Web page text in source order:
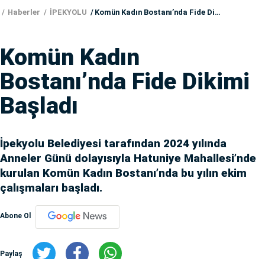
Haberler İPEKYOLU Komün Kadın Bostanı’nda Fide Dikimi Başladı
Komün Kadın
Bostanı’nda Fide Dikimi
Başladı
İpekyolu Belediyesi tarafından 2024 yılında
Anneler Günü dolayısıyla Hatuniye Mahallesi’nde
kurulan Komün Kadın Bostanı’nda bu yılın ekim
çalışmaları başladı.
Abone Ol
Paylaş